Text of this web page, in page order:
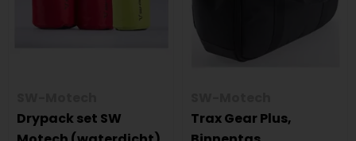
Drypack set SW
Trax Gear Plus,